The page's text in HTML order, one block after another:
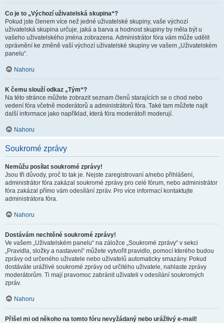
Co je to „Výchozí uživatelská skupina“?
Pokud jste členem více než jedné uživatelské skupiny, vaše výchozí
uživatelská skupina určuje, jaká a barva a hodnost skupiny by měla být u
vašeho uživatelského jména zobrazena. Administrátor fóra vám může udělit
oprávnění ke změně vaší výchozí uživatelské skupiny ve vašem „Uživatelském
panelu“.
Nahoru
K čemu slouží odkaz „Tým“?
Na této stránce můžete zobrazit seznam členů starajících se o chod nebo
vedení fóra včetně moderátorů a administrátorů fóra. Také tam můžete najít
další informace jako například, která fóra moderátoři moderují.
Nahoru
Soukromé zprávy
Nemůžu posílat soukromé zprávy!
Jsou tři důvody, proč to tak je. Nejste zaregistrovaní a/nebo přihlášení,
administrátor fóra zakázal soukromé zprávy pro celé fórum, nebo administrátor
fóra zakázal přímo vám odesílání zpráv. Pro více informací kontaktujte
administrátora fóra.
Nahoru
Dostávám nechtěné soukromé zprávy!
Ve vašem „Uživatelském panelu“ na záložce „Soukromé zprávy“ v sekci
„Pravidla, složky a nastavení“ můžete vytvořit pravidlo, pomocí kterého budou
zprávy od určeného uživatele nebo uživatelů automaticky smazány. Pokud
dostáváte urážlivé soukromé zprávy od určitého uživatele, nahlaste zprávy
moderátorům. Ti mají pravomoc zabránit uživateli v odesílání soukromých
zpráv.
Nahoru
Přišel mi od někoho na tomto fóru nevyžádaný nebo urážlivý e-mail!